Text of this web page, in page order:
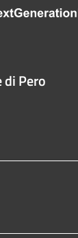
di Pero